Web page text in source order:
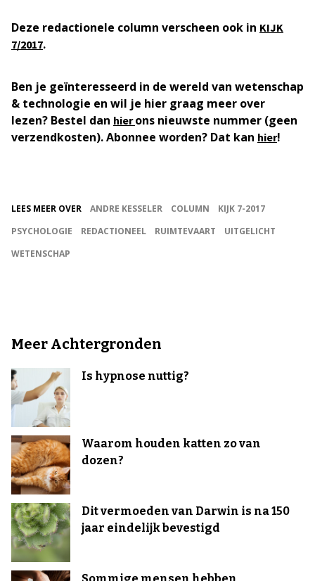
Deze redactionele column verscheen ook in KIJK
7/2017.
Ben je geïnteresseerd in de wereld van wetenschap
& technologie en wil je hier graag meer over
lezen? Bestel dan hierons nieuwste nummer (geen
verzendkosten). Abonnee worden? Dat kan hier!
LEES MEER OVER ANDRE KESSELER COLUMN
KIJK 7-2017
PSYCHOLOGIE
REDACTIONEEL RUIMTEVAART
UITGELICHT
WETENSCHAP
Meer Achtergronden
Is hypnose nuttig?
Waarom houden katten zo van
dozen?
Dit vermoeden van Darwin is na 150
jaar eindelijk bevestigd